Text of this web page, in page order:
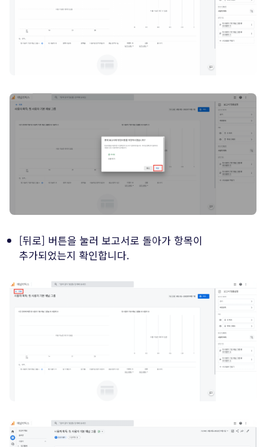
[뒤로] 버튼을 눌러 보고서로 돌아가 항목이
추가되었는지 확인합니다.